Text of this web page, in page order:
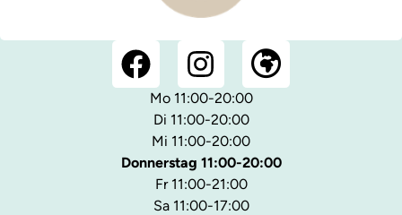
Mo 11:00-20:00
Di 11:00-20:00
Mi 11:00-20:00
Donnerstag 11:00-20:00
Fr 11:00-21:00
Sa 11:00-17:00